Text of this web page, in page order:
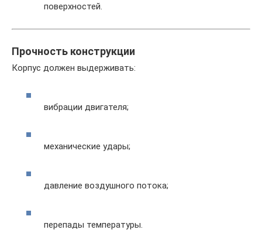
поверхностей.
Прочность конструкции
Корпус должен выдерживать:
вибрации двигателя;
механические удары;
давление воздушного потока;
перепады температуры.